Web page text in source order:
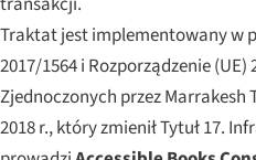
Traktat jest implementowany w
2017/1564 i Rozporządzenie
Zjednoczonych przez
2018 r., który zmienił Tytuł 17.